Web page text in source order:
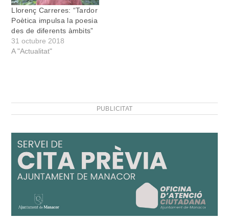
Llorenç Carreres: “Tardor
Poètica impulsa la poesia
des de diferents àmbits”
31 octubre 2018
A "Actualitat"
PUBLICITAT